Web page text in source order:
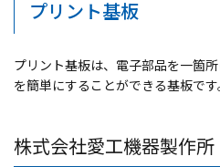
プリント基板
プリント基板は、電子部品を一箇
を簡単にすることができる基板です
株式会社愛工機器製作所